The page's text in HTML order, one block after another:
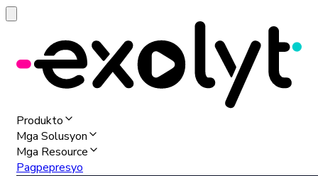
Produkto
Mga Solusyon
Mga Resource
Pagpepresyo